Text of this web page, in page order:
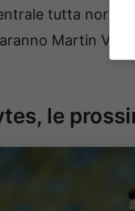
tutta
Martin
le